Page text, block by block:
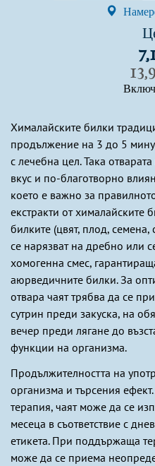
Хималайските билки
продължение на 3 до 5
с лечебна цел. Така
вкус и по-благотворно
което е важно за
екстракти от хималайските
билките (цвят, плод, семена,
се нарязват на дребно или
хомогенна смес,
аюрведичните билки. За
отвара чаят трябва да се
сутрин преди закуска, на
вечер преди лягане до
функции на организма.
Продължителността на
организма и търсения
терапия, чаят може да се
месеца в съответствие с
етикета. При поддържаща
може да се приема